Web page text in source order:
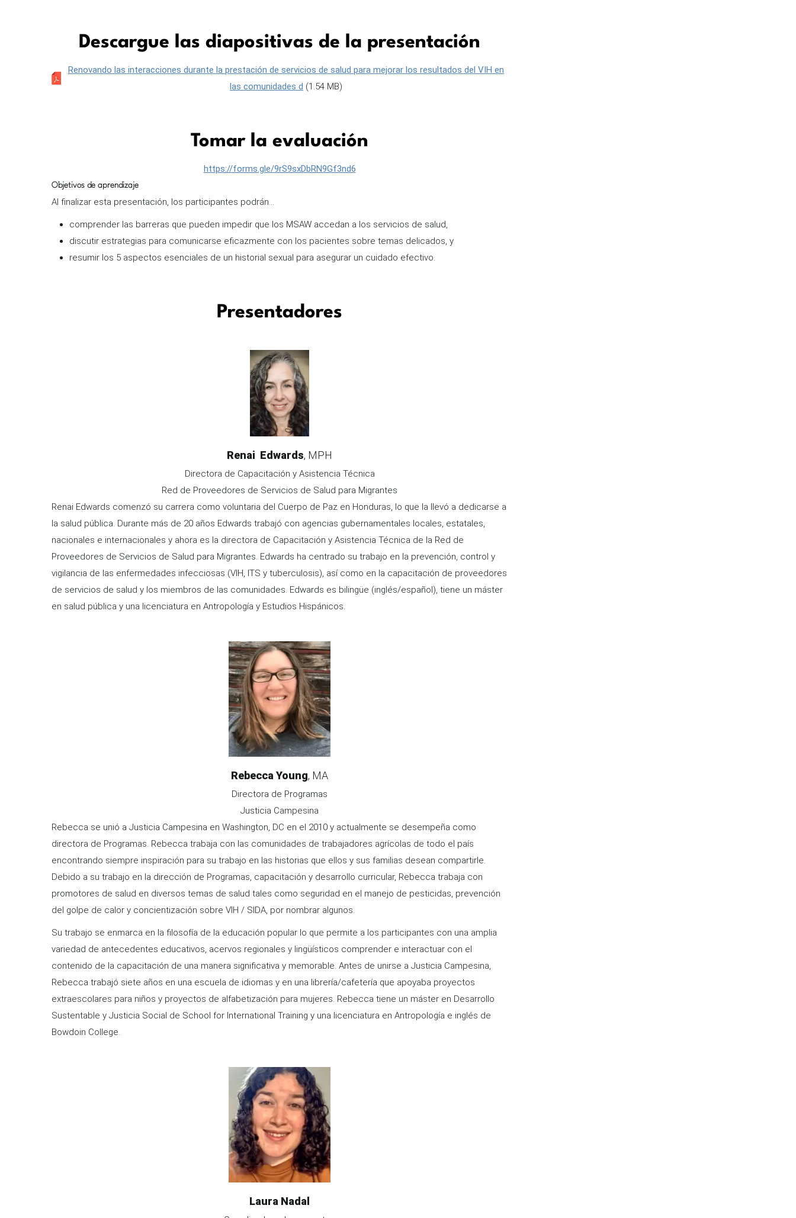
Descargue las diapositivas de la presentación
Renovando las interacciones durante la prestación de servicios de salud para mejorar los resultados del VIH en
las comunidades d (1.54 MB)
Tomar la evaluación
https://forms.gle/9rS9sxDbRN9Gf3nd6
Objetivos de aprendizaje
Al finalizar esta presentación, los participantes podrán...
comprender las barreras que pueden impedir que los MSAW accedan a los servicios de salud,
discutir estrategias para comunicarse eficazmente con los pacientes sobre temas delicados, y
resumir los 5 aspectos esenciales de un historial sexual para asegurar un cuidado efectivo.
Presentadores
Renai Edwards MPH
Directora de Capacitación y Asistencia Técnica
Red de Proveedores de Servicios de Salud para Migrantes
Renai Edwards comenzó su carrera como voluntaria del Cuerpo de Paz en Honduras, lo que la llevó a dedicarse a
la salud pública. Durante más de 20 años Edwards trabajó con agencias gubernamentales locales, estatales,
nacionales e internacionales y ahora es la directora de Capacitación y Asistencia Técnica de la Red de
Proveedores de Servicios de Salud para Migrantes. Edwards ha centrado su trabajo en la prevención, control y
vigilancia de las enfermedades infecciosas (VIH, ITS y tuberculosis), así como en la capacitación de proveedores
de servicios de salud y los miembros de las comunidades. Edwards es bilingüe (inglés/español), tiene un máster
en salud pública y una licenciatura en Antropología y Estudios Hispánicos.
Name
Rebecca Young Credentials/Title
MA
Directora de Programas
Justicia Campesina
Information
Rebecca se unió a Justicia Campesina en Washington, DC en el 2010 y actualmente se desempeña como
directora de Programas. Rebecca trabaja con las comunidades de trabajadores agrícolas de todo el país
encontrando siempre inspiración para su trabajo en las historias que ellos y sus familias desean compartirle.
Debido a su trabajo en la dirección de Programas, capacitación y desarrollo curricular, Rebecca trabaja con
promotores de salud en diversos temas de salud tales como seguridad en el manejo de pesticidas, prevención
del golpe de calor y concientización sobre VIH / SIDA, por nombrar algunos.
Su trabajo se enmarca en la filosofía de la educación popular lo que permite a los participantes con una amplia
variedad de antecedentes educativos, acervos regionales y lingüísticos comprender e interactuar con el
contenido de la capacitación de una manera significativa y memorable. Antes de unirse a Justicia Campesina,
Rebecca trabajó siete años en una escuela de idiomas y en una librería/cafetería que apoyaba proyectos
extraescolares para niños y proyectos de alfabetización para mujeres. Rebecca tiene un máster en Desarrollo
Sustentable y Justicia Social de School for International Training y una licenciatura en Antropología e inglés de
Bowdoin College.
Name
Laura Nadal